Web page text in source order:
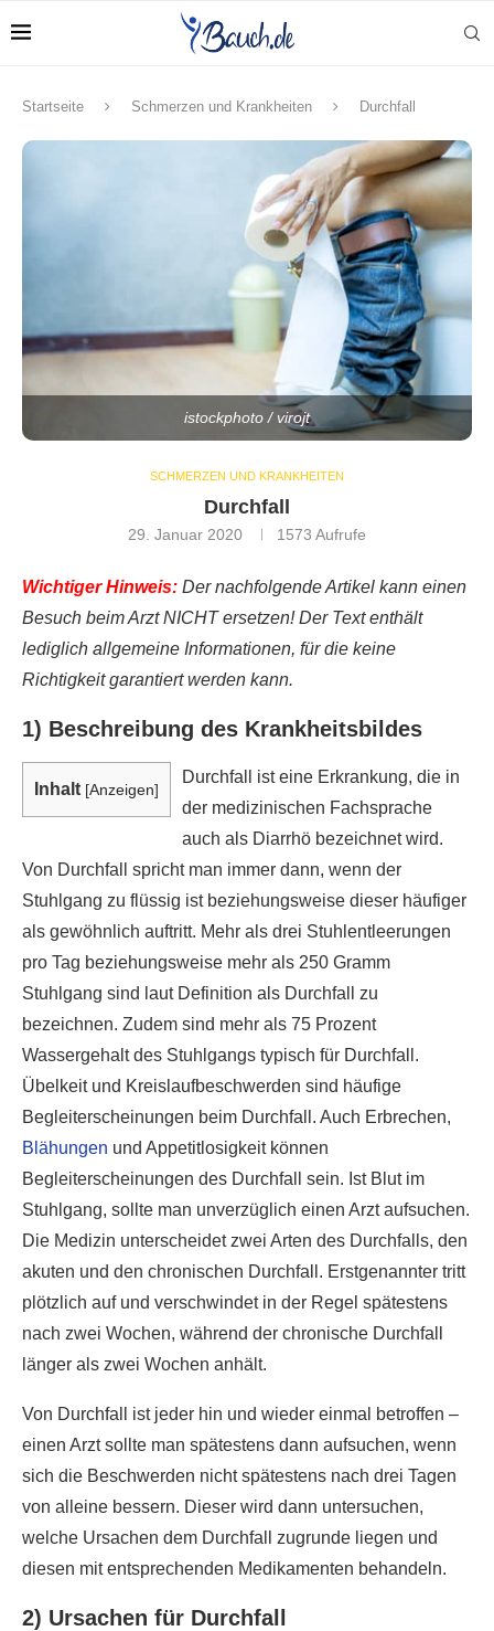
Startseite Schmerzen und Krankheiten Durchfall
istockphoto / virojt
SCHMERZEN UND KRANKHEITEN
Durchfall
29. Januar 2020 1573 Aufrufe
Wichtiger Hinweis: Der nachfolgende Artikel kann einen
Besuch beim Arzt NICHT ersetzen! Der Text enthält
lediglich allgemeine Informationen, für die keine
Richtigkeit garantiert werden kann.
1) Beschreibung des Krankheitsbildes
Inhalt [Anzeigen]
Durchfall ist eine Erkrankung, die in
der medizinischen Fachsprache
auch als Diarrhö bezeichnet wird.
Von Durchfall spricht man immer dann, wenn der
Stuhlgang zu flüssig ist beziehungsweise dieser häufiger
als gewöhnlich auftritt. Mehr als drei Stuhlentleerungen
pro Tag beziehungsweise mehr als 250 Gramm
Stuhlgang sind laut Definition als Durchfall zu
bezeichnen. Zudem sind mehr als 75 Prozent
Wassergehalt des Stuhlgangs typisch für Durchfall.
Übelkeit und Kreislaufbeschwerden sind häufige
Begleiterscheinungen beim Durchfall. Auch Erbrechen,
Blähungen und Appetitlosigkeit können
Begleiterscheinungen des Durchfall sein. Ist Blut im
Stuhlgang, sollte man unverzüglich einen Arzt aufsuchen.
Die Medizin unterscheidet zwei Arten des Durchfalls, den
akuten und den chronischen Durchfall. Erstgenannter tritt
plötzlich auf und verschwindet in der Regel spätestens
nach zwei Wochen, während der chronische Durchfall
länger als zwei Wochen anhält.
Von Durchfall ist jeder hin und wieder einmal betroffen –
einen Arzt sollte man spätestens dann aufsuchen, wenn
sich die Beschwerden nicht spätestens nach drei Tagen
von alleine bessern. Dieser wird dann untersuchen,
welche Ursachen dem Durchfall zugrunde liegen und
diesen mit entsprechenden Medikamenten behandeln.
2) Ursachen für Durchfall